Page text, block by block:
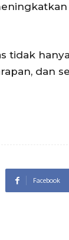
tidak
dan
Facebook